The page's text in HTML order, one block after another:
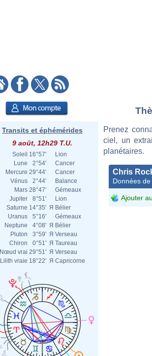
Transits et éphémérides
9 août, 12h29 T.U.
Soleil 16°57'
Lion
Lune
2°54'
Cancer
Mercure 29°44'
Cancer
Vénus
2°44'
Balance
Mars 28°47'
Gémeaux
Jupiter
8°51'
Lion
Saturne 14°35' Я Bélier
Uranus
5°16'
Gémeaux
Neptune
4°08' Я Bélier
Pluton
3°59' Я Verseau
Chiron
0°51' Я Taureau
Nœud vrai 29°51' Я Verseau
Lilith vraie 18°22' Я Capricorne
Prenez
ciel, un
planétaires.
Chris
Données
Ajouter